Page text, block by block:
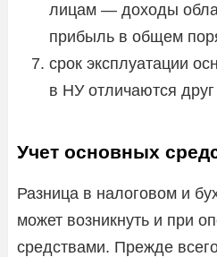
лицам — доходы
прибыль в общем
срок эксплуатации
в НУ отличаются друг
Учет основных
Разница в налоговом и
может возникнуть и при
средствами. Прежде